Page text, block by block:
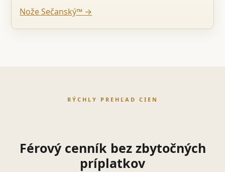
Nože Sečanský™ →
RÝCHLY PREHĽAD CIEN
Férový cenník bez zbytočných
príplatkov